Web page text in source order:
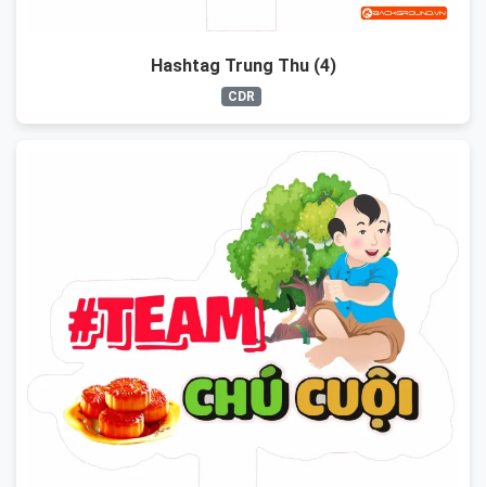
Hashtag Trung Thu (4)
CDR